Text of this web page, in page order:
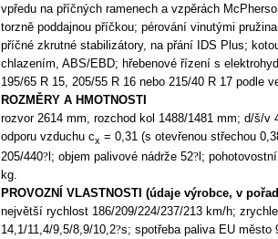
vpředu na příčných ramenech a vzpěrách
torzně poddajnou příčkou; pérování vinutými
příčné zkrutné stabilizátory, na přání IDS Plus;
chlazením, ABS/EBD; hřebenové řízení s
195/65 R 15, 205/55 R 16 nebo 215/40 R 17 podle
ROZMĚRY A HMOTNOSTI
rozvor 2614 mm, rozchod kol 1488/1481 mm; d/š/v
odporu vzduchu cx = 0,31 (s otevřenou střechou
205/440?l; objem palivové nádrže 52?l;
kg.
PROVOZNÍ VLASTNOSTI (údaje výrobce, v
největší rychlost 186/209/224/237/213 km/h;
14,1/11,4/9,5/8,9/10,2?s; spotřeba paliva EU město